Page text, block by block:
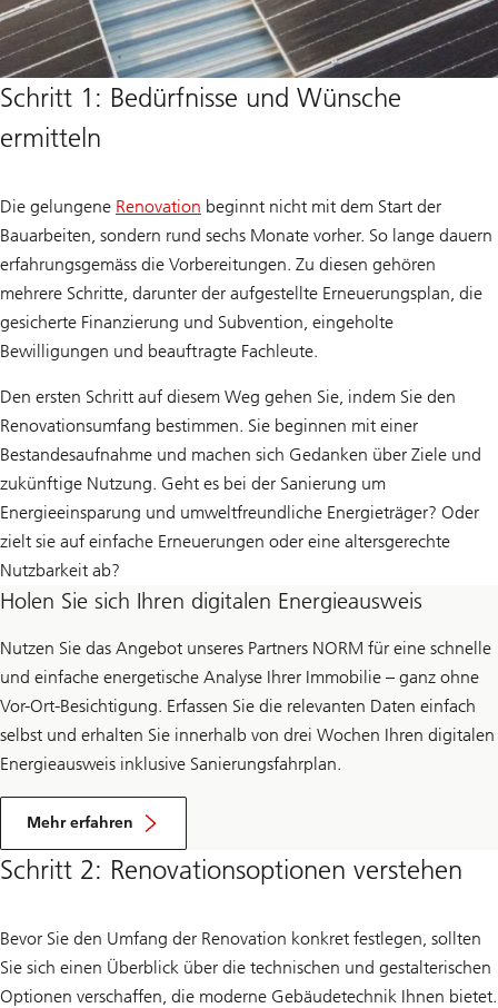
Schritt 1: Bedürfnisse und Wünsche
ermitteln
Die gelungene Renovation beginnt nicht mit dem Start der
Bauarbeiten, sondern rund sechs Monate vorher. So lange dauern
erfahrungsgemäss die Vorbereitungen. Zu diesen gehören
mehrere Schritte, darunter der aufgestellte Erneuerungsplan, die
gesicherte Finanzierung und Subvention, eingeholte
Bewilligungen und beauftragte Fachleute.
Den ersten Schritt auf diesem Weg gehen Sie, indem Sie den
Renovationsumfang bestimmen. Sie beginnen mit einer
Bestandesaufnahme und machen sich Gedanken über Ziele und
zukünftige Nutzung. Geht es bei der Sanierung um
Energieeinsparung und umweltfreundliche Energieträger? Oder
zielt sie auf einfache Erneuerungen oder eine altersgerechte
Nutzbarkeit ab?
Holen Sie sich Ihren digitalen Energieausweis
Nutzen Sie das Angebot unseres Partners NORM für eine schnelle
und einfache energetische Analyse Ihrer Immobilie – ganz ohne
Vor-Ort-Besichtigung. Erfassen Sie die relevanten Daten einfach
selbst und erhalten Sie innerhalb von drei Wochen Ihren digitalen
Energieausweis inklusive Sanierungsfahrplan.
Mehr erfahren
Schritt 2: Renovationsoptionen verstehen
Bevor Sie den Umfang der Renovation konkret festlegen, sollten
Sie sich einen Überblick über die technischen und gestalterischen
Optionen verschaffen, die moderne Gebäudetechnik Ihnen bietet.